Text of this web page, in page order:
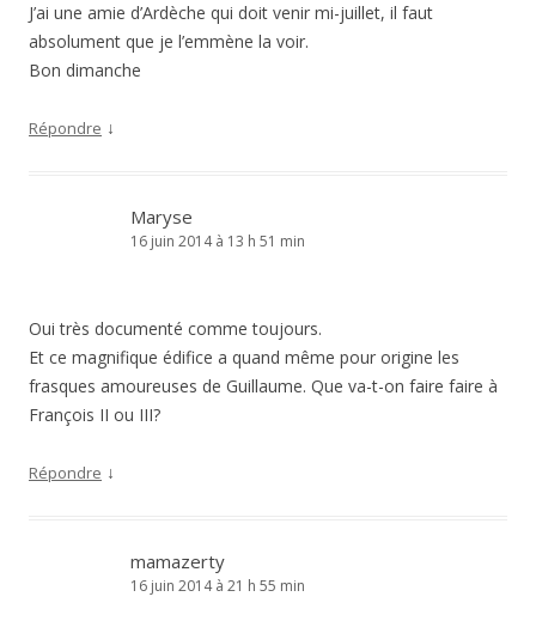
J’ai une amie d’Ardèche qui doit venir mi-juillet, il faut
absolument que je l’emmène la voir.
Bon dimanche
Répondre ↓
Maryse
16 juin 2014 à 13 h 51 min
Oui très documenté comme toujours.
Et ce magnifique édifice a quand même pour origine les
frasques amoureuses de Guillaume. Que va-t-on faire faire à
François II ou III?
Répondre ↓
mamazerty
16 juin 2014 à 21 h 55 min